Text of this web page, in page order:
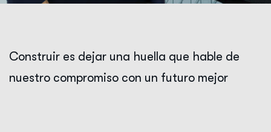
Construir es dejar una hue a que hab e de
nuestro compromiso con un futuro mejor